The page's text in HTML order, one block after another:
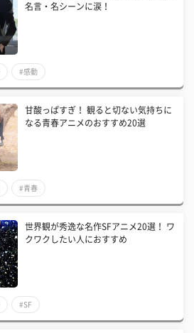
名言・名シーンに涙！
#感動
甘酸っぱすぎ！ 観ると切ない気持ちに
なる青春アニメのおすすめ20選
#青春
世界観が秀逸な名作SFアニメ20選！ ワ
クワクしたい人におすすめ
#SF